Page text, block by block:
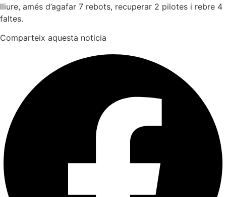
lliure, amés d’agafar 7 rebots, recuperar 2 pilotes i rebre 4
faltes.
Comparteix aquesta noticia